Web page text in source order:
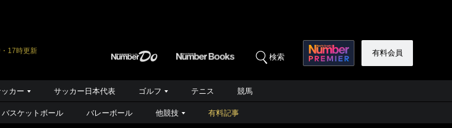
17時更新
検索 有料会員
カー サッカー日本代表 ゴルフ テニス 競馬
バスケットボール バレーボール 他競技 有料記事